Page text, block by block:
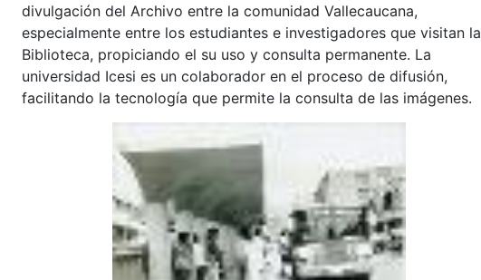
divulgación del Archivo entre la comunidad Vallecaucana,
especialmente entre los estudiantes e investigadores que visitan la
Biblioteca, propiciando el su uso y consulta permanente. La
universidad Icesi es un colaborador en el proceso de difusión,
facilitando la tecnología que permite la consulta de las imágenes.